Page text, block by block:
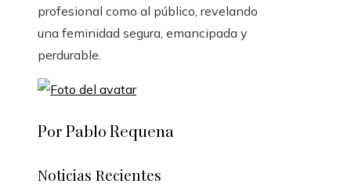
profesional como al público, revelando
una feminidad segura, emancipada y
perdurable.
Por Pablo Requena
Noticias Recientes